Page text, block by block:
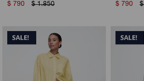
$ 790 $ 1.850
$ 790 $